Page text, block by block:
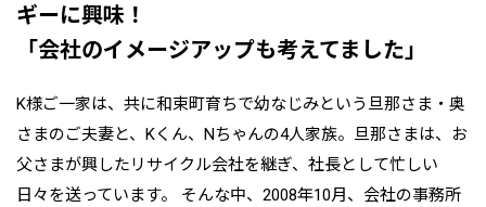
ギーに興味！
「会社のイメージアップも考えてました」
K様ご一家は、共に和束町育ちで幼なじみという旦那さま・奥
さまのご夫妻と、Kくん、Nちゃんの4人家族。旦那さまは、お
父さまが興したリサイクル会社を継ぎ、社長として忙しい
日々を送っています。 そんな中、2008年10月、会社の事務所